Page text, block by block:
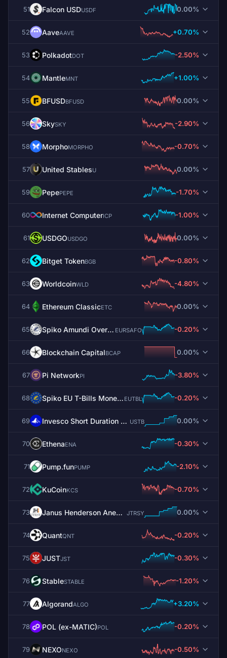
51 Falcon USDUSDF 0.00%
52 AaveAAVE +0.70%
53 PolkadotDOT -2.50%
54 MantleMNT +1.00%
55 BFUSDBFUSD 0.00%
56 SkySKY -2.90%
58 MorphoMORPHO -0.70%
57 United StablesU 0.00%
59 PepePEPE -1.70%
60 Internet ComputerICP -1.00%
61 USDGOUSDGO 0.00%
62 Bitget TokenBGB -0.80%
63 WorldcoinWLD -4.80%
64 Ethereum ClassicETC 0.00%
65 Spiko Amundi Overnight Swap Fund (EUR) EURSAFO -0.20%
66 Blockchain CapitalBCAP 0.00%
67 Pi NetworkPI -3.80%
68 Spiko EU T-Bills Money Market Fund EUTBL -0.20%
69 Invesco Short Duration US Government Securities Fund USTB 0.00%
70 EthenaENA -0.30%
71 Pump.funPUMP -2.10%
72 KuCoinKCS -0.70%
73 Janus Henderson Anemoy Treasury Fund JTRSY 0.00%
74 QuantQNT -0.20%
75 JUSTJST -0.30%
76 ​​StableSTABLE -1.20%
77 AlgorandALGO +3.20%
78 POL (ex-MATIC)POL -0.20%
79 NEXONEXO -0.50%